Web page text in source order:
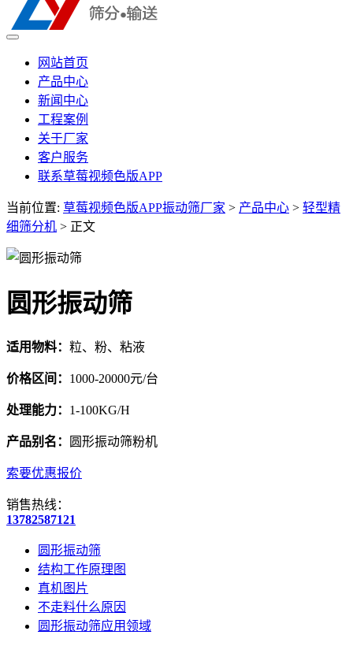
网站首页
产品中心
新闻中心
工程案例
关于厂家
客户服务
联系草莓视频色版APP
当前位置: 草莓视频色版APP振动筛厂家 > 产品中心 > 轻型精
细筛分机 > 正文
圆形振动筛
适用物料： 粒、粉、粘液
价格区间： 1000-20000元/台
处理能力： 1-100KG/H
产品别名： 圆形振动筛粉机
索要优惠报价
销售热线：
13782587121
圆形振动筛
结构工作原理图
真机图片
不走料什么原因
圆形振动筛应用领域